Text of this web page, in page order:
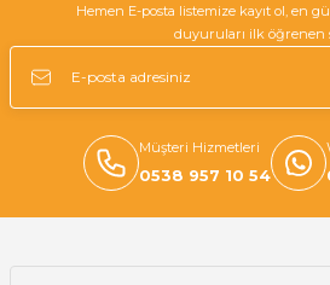
Hemen E-posta listemize kayıt ol, en
duyuruları ilk öğrenen
Müşteri Hizmetleri
0538 957 10 54